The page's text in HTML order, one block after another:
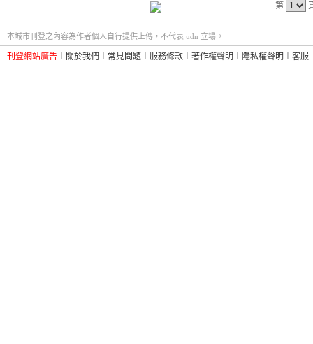
第
本城市刊登之內容為作者個人自行提供上傳，不代表 udn 立場。
刊登網站廣告 關於我們 常見問題 服務條款 著作權聲明 隱私權聲明 客服